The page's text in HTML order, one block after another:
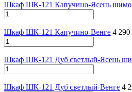
Шкаф ШК-121 Капучино-Ясень шимо
Шкаф ШК-121 Капучино-Венге 4 290
Шкаф ШК-121 Дуб светлый-Ясень
Шкаф ШК-121 Дуб светлый-Венге 4